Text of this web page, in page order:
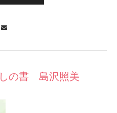
の書 島沢照美